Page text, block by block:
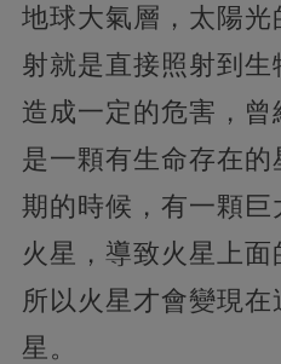
地球大氣層，太陽
射就是直接照射到
造成一定的危害，
是一顆有生命存在
期的時候，有一顆巨
火星，導致火星上面
所以火星才會變現
星。